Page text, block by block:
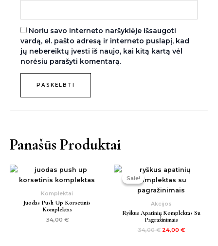
Noriu savo interneto naršyklėje išsaugoti
vardą, el. pašto adresą ir interneto puslapį, kad
jų nebereiktų įvesti iš naujo, kai kitą kartą vėl
norėsiu parašyti komentarą.
Panašūs Produktai
Komplektai
Juodas Push Up Korsetinis
Komplektas
34,00 €
Sale!
Sale!
Akcijos
Ryškus Apatinių Komplektas Su
Pagražinimais
34,00€
Original
price
was:
34,00 €.
24,00 €
Current
price
is:
24,00 €.